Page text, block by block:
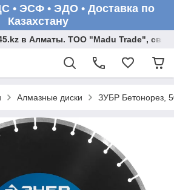
• ЭСФ • ЭДО • Доставка по
Казахстану
в Алматы. ТОО "Madu Trade",
Алмазные диски ЗУБР Бетонорез,